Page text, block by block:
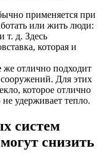
применяется при
или жить люди:
т. д. Здесь
которая и
же отлично подходит
Для этих
которое отлично
удерживает тепло.
систем
снизить